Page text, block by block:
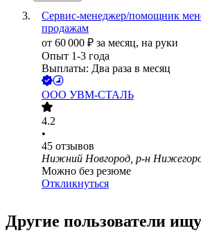
Сервис-менеджер/помощник
продажам
от 60 000 ₽ за месяц, на руки
Опыт 1-3 года
Выплаты: Два раза в месяц
ООО УВМ-СТАЛЬ
4.2
•
45 отзывов
Нижний Новгород, р-н
Можно без резюме
Откликнуться
Другие пользователи